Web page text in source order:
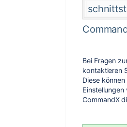
Bei Fragen
kontaktieren
Diese
CommandX